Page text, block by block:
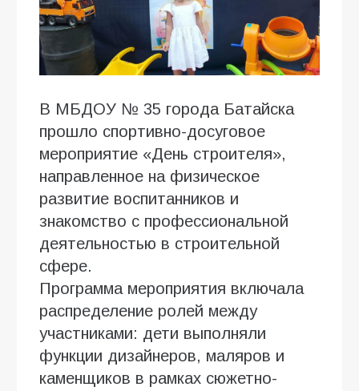
В МБДОУ № 35 города Батайска
прошло спортивно-досуговое
мероприятие «День строителя»,
направленное на физическое
развитие воспитанников и
знакомство с профессиональной
деятельностью в строительной
сфере.
Программа мероприятия включала
распределение ролей между
участниками: дети выполняли
функции дизайнеров, маляров и
каменщиков в рамках сюжетно-